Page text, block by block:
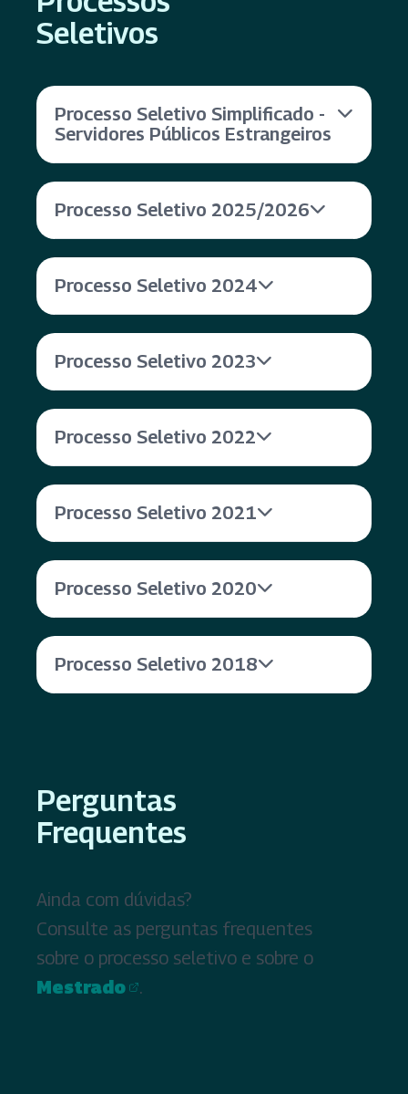
Seletivos
Processo Seletivo Simplificado -
Servidores Públicos Estrangeiros
Processo Seletivo 2025/2026
Processo Seletivo 2024
Processo Seletivo 2023
Processo Seletivo 2022
Processo Seletivo 2021
Processo Seletivo 2020
Processo Seletivo 2018
Perguntas
Frequentes
Ainda com dúvidas?
Consulte as perguntas frequentes
sobre o processo seletivo e sobre o
Mestrado
(abre em nova aba)
.